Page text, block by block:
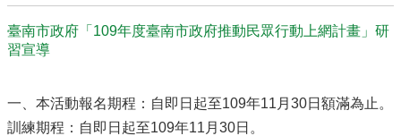
臺南市政府「109年度臺南市政府推動民眾行動上網計畫」研
習宣導
一、本活動報名期程：自即日起至109年11月30日額滿為止。
訓練期程：自即日起至109年11月30日。